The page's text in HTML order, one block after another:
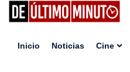
Inicio Noticias Cine